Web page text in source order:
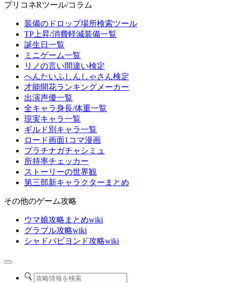
プリコネRツール/コラム
装備のドロップ場所検索ツール
TP上昇/消費軽減装備一覧
誕生日一覧
ミニゲーム一覧
リノの言い間違い検定
へんたいふしんしゃさん検定
才能開花ランキングメーカー
出演声優一覧
全キャラ身長/体重一覧
現実キャラ一覧
ギルド別キャラ一覧
ロード画面1コマ漫画
プラチナガチャシミュ
所持率チェッカー
ストーリーの世界観
第三部新キャラクターまとめ
その他のゲーム攻略
ウマ娘攻略まとめwiki
グラブル攻略wiki
シャドバビヨンド攻略wiki